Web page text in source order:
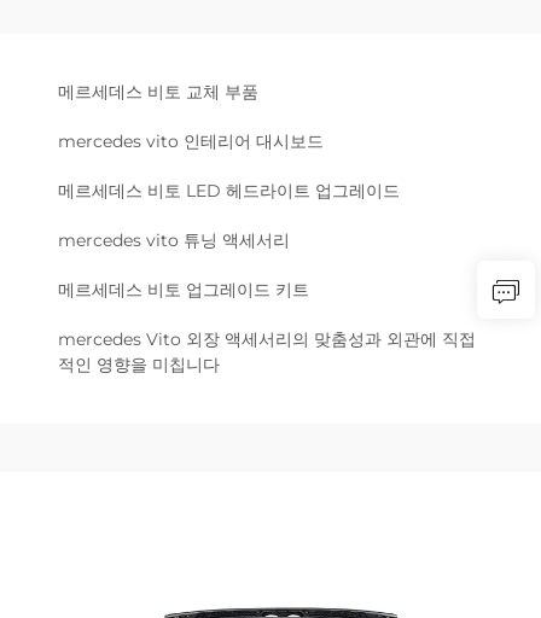
메르세데스 비토 교체 부품
mercedes vito 인테리어 대시보드
메르세데스 비토 LED 헤드라이트 업그레이드
mercedes vito 튜닝 액세서리
메르세데스 비토 업그레이드 키트
mercedes Vito 외장 액세서리의 맞춤성과 외관에 직접
적인 영향을 미칩니다